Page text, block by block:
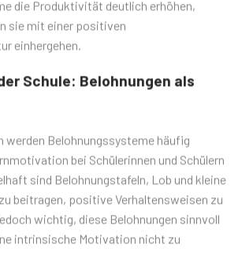
sie mit einer positiven
einhergehen.
Schule: Belohnungen als
werden Belohnungssysteme häufig
bei Schülerinnen und Schülern
sind Belohnungstafeln, Lob und kleine
beitragen, positive Verhaltensweisen zu
wichtig, diese Belohnungen sinnvoll
intrinsische Motivation nicht zu